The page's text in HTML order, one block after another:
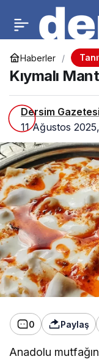
Haberler
Kıymalı
Dersim Gazetesi
11 Ağustos
0 Paylaş
Anadolu